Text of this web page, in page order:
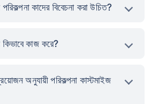
কাদের বিবেচনা করা উচিত?
কাজ করে?
অনুযায়ী পরিকল্পনা কাস্টমাইজ